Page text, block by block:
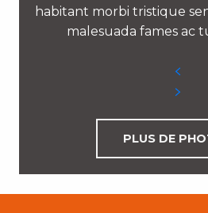
habitant morbi tristique
malesuada fames ac
PLUS DE